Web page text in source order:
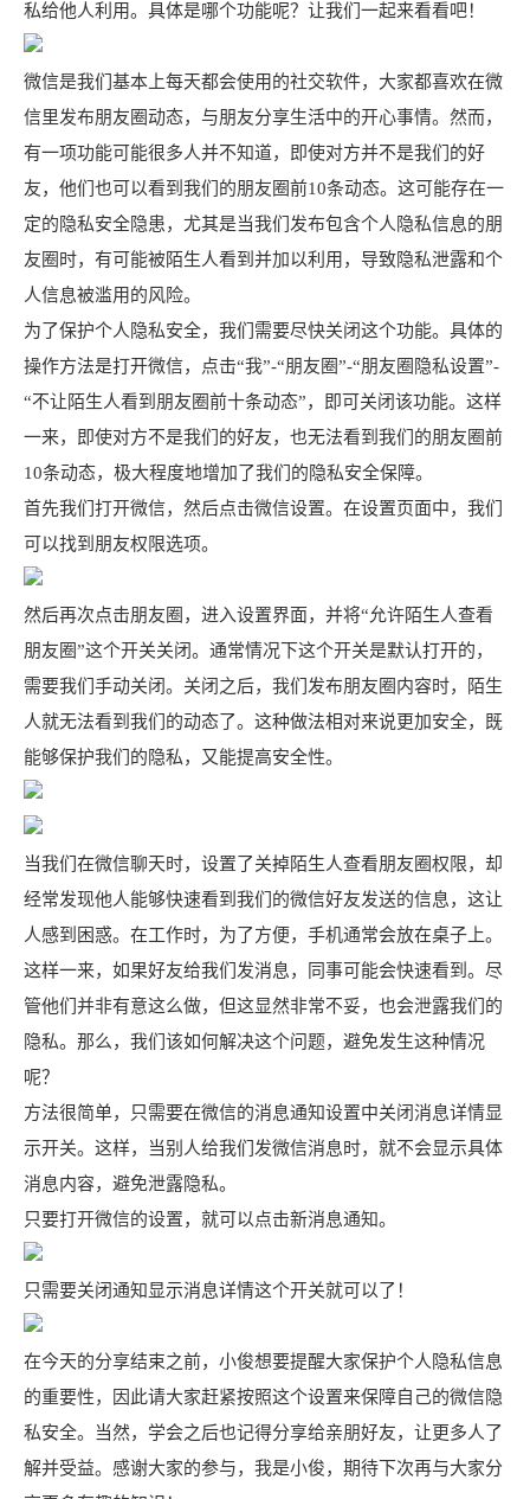
私给他人利用。具体是哪个功能呢？让我们一起来看看吧！
微信是我们基本上每天都会使用的社交软件，大家都喜欢在微
信里发布朋友圈动态，与朋友分享生活中的开心事情。然而，
有一项功能可能很多人并不知道，即使对方并不是我们的好
友，他们也可以看到我们的朋友圈前10条动态。这可能存在一
定的隐私安全隐患，尤其是当我们发布包含个人隐私信息的朋
友圈时，有可能被陌生人看到并加以利用，导致隐私泄露和个
人信息被滥用的风险。
为了保护个人隐私安全，我们需要尽快关闭这个功能。具体的
操作方法是打开微信，点击“我”-“朋友圈”-“朋友圈隐私设置”-
“不让陌生人看到朋友圈前十条动态”，即可关闭该功能。这样
一来，即使对方不是我们的好友，也无法看到我们的朋友圈前
10条动态，极大程度地增加了我们的隐私安全保障。
首先我们打开微信，然后点击微信设置。在设置页面中，我们
可以找到朋友权限选项。
然后再次点击朋友圈，进入设置界面，并将“允许陌生人查看
朋友圈”这个开关关闭。通常情况下这个开关是默认打开的，
需要我们手动关闭。关闭之后，我们发布朋友圈内容时，陌生
人就无法看到我们的动态了。这种做法相对来说更加安全，既
能够保护我们的隐私，又能提高安全性。
当我们在微信聊天时，设置了关掉陌生人查看朋友圈权限，却
经常发现他人能够快速看到我们的微信好友发送的信息，这让
人感到困惑。在工作时，为了方便，手机通常会放在桌子上。
这样一来，如果好友给我们发消息，同事可能会快速看到。尽
管他们并非有意这么做，但这显然非常不妥，也会泄露我们的
隐私。那么，我们该如何解决这个问题，避免发生这种情况
呢？
方法很简单，只需要在微信的消息通知设置中关闭消息详情显
示开关。这样，当别人给我们发微信消息时，就不会显示具体
消息内容，避免泄露隐私。
只要打开微信的设置，就可以点击新消息通知。
只需要关闭通知显示消息详情这个开关就可以了！
在今天的分享结束之前，小俊想要提醒大家保护个人隐私信息
的重要性，因此请大家赶紧按照这个设置来保障自己的微信隐
私安全。当然，学会之后也记得分享给亲朋好友，让更多人了
解并受益。感谢大家的参与，我是小俊，期待下次再与大家分